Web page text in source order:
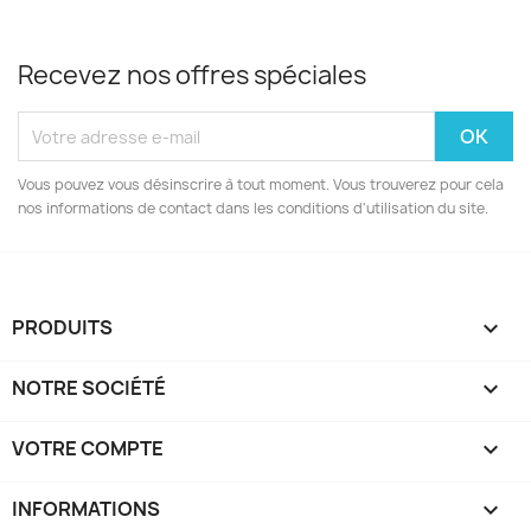
Recevez nos offres spéciales
Vous pouvez vous désinscrire à tout moment. Vous trouverez pour cela
nos informations de contact dans les conditions d'utilisation du site.
PRODUITS 
NOTRE SOCIÉTÉ 
VOTRE COMPTE 
INFORMATIONS keyboard_arrow_down